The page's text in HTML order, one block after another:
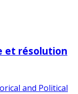
et résolution
and Political